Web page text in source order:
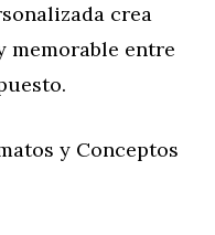
crea
memorable entre
y Conceptos